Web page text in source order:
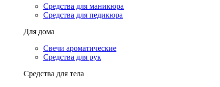
Средства для маникюра
Средства для педикюра
Для дома
Свечи ароматические
Средства для рук
Средства для тела